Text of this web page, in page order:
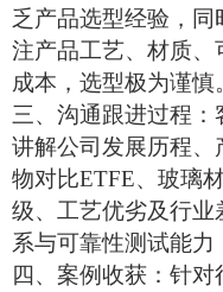
乏产品选型经验，
注产品工艺、材质
成本，选型极为谨慎
三、沟通跟进过程
讲解公司发展历程
物对比ETFE、玻璃
级、工艺优劣及行
系与可靠性测试能力
四、案例收获：针对